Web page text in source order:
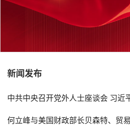
学习宣传贯彻党的二十大精神
新闻发布
中共中央召开党外人士座谈会 习近
何立峰与美国财政部长贝森特、贸